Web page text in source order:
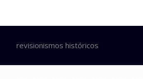
revisionismos históricos